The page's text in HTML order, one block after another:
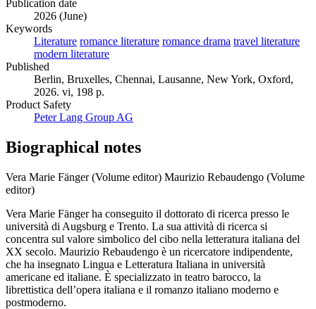
Italian
Publication date
2026 (June)
Keywords
Literature romance literature
modern literature
Published
Berlin, Bruxelles, Chennai, Lausanne, New York, Oxford,
2026. vi, 198 p.
Product Safety
Biographical notes
Vera Marie Fänger (Volume editor)
Vera Marie Fänger ha conseguito il dottorato di ricerca presso le
università di Augsburg e Trento. La sua attività di ricerca si
concentra sul valore simbolico del cibo nella letteratura italiana del
XX secolo. Maurizio Rebaudengo è un ricercatore indipendente,
che ha insegnato Lingua e Letteratura Italiana in università
americane ed italiane. È specializzato in teatro barocco, la
librettistica dell’opera italiana e il romanzo italiano moderno e